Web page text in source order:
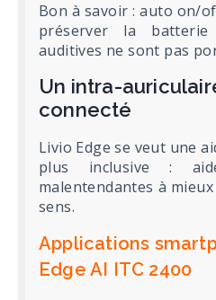
Bon à savoir : auto on/
préserver la
auditives ne sont pas
Un intra-
connecté
Livio Edge se veut une
plus inclusive :
malentendantes à
sens.
Applications
Edge AI ITC 2400